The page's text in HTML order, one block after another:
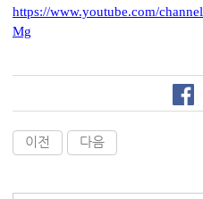
https://www.youtube.com/
Mg
이전 다음